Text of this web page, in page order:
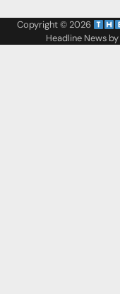
Copyright © 2026
Headline News by